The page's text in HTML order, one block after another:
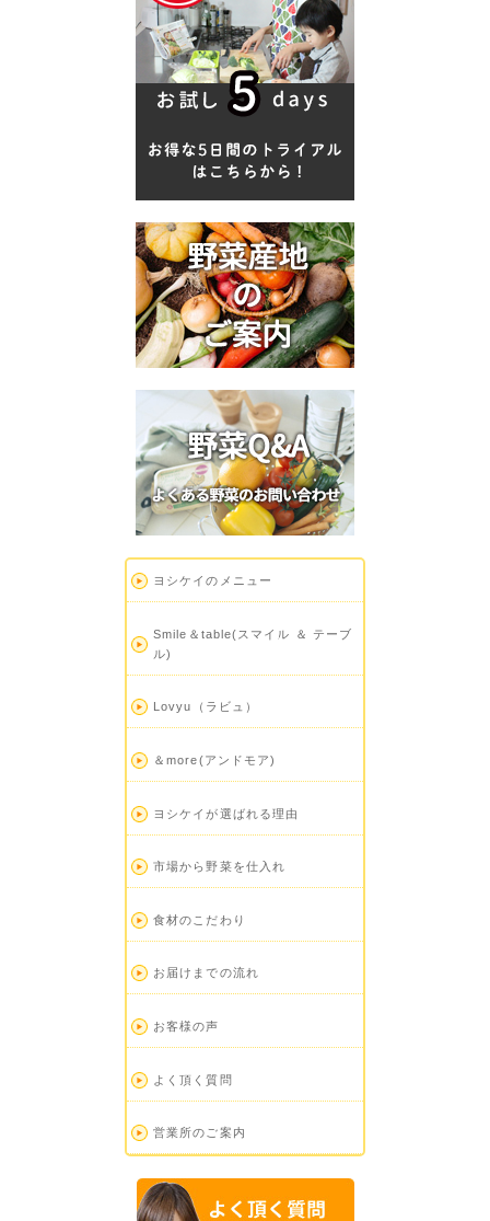
ヨシケイのメニュー
Smile＆table(スマイル ＆ テーブ
ル)
Lovyu（ラビュ）
＆more(アンドモア)
ヨシケイが選ばれる理由
市場から野菜を仕入れ
食材のこだわり
お届けまでの流れ
お客様の声
よく頂く質問
営業所のご案内